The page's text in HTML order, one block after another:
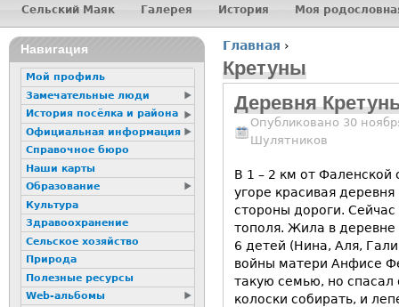
Вы здесь
Главная ›
Кретуны
Деревня
Опубликовано 30
Шулятников
В 1 – 2 км от
угоре красивая
стороны дороги.
тополя. Жила в деревне
6 детей (Нина, Аля,
войны матери Анфисе
такую семью, но спасал
колоски собирать, и
Главное меню
Сельский Маяк Галерея История Моя
16+
Навигация
Мой профиль
Замечательные люди
История посёлка и района
Официальная информация
Справочное бюро
Наши карты
Образование
Культура
Здравоохранение
Сельское хозяйство
Природа
Полезные ресурсы
Web-альбомы